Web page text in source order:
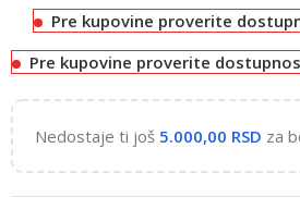
Pre kupovine proverite
Pre kupovine proverite
Nedostaje ti još 5.000,00 RSD za